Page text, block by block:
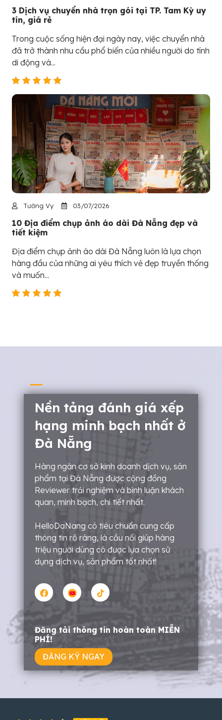
3 Dịch vụ chuyển nhà trọn gói tại TP. Tam Kỳ uy
tín, giá rẻ
Trong cuộc sống hiện đại ngày nay, việc chuyển nhà
đã trở thành nhu cầu phổ biến của nhiều người do tính
di động và...
Tường Vy 03/07/2026
10 Địa điểm chụp ảnh áo dài Đà Nẵng đẹp và
tiết kiệm
Địa điểm chụp ảnh áo dài Đà Nẵng luôn là lựa chọn
hàng đầu của những ai yêu thích vẻ đẹp truyền thống
và muốn...
Nền tảng đánh giá xếp
hạng minh bạch nhất ở
Đà Nẵng
Hàng ngàn cơ sở kinh doanh dịch vụ, sản
phẩm tại Đà Nẵng được cộng đồng
Reviewer trải nghiệm và bình luận khách
quan, minh bạch, chi tiết nhất.
HelloDaNang có tiêu chuẩn cung cấp
thông tin rõ ràng, là cầu nối giúp hàng
triệu người dùng có được lựa chọn sử
dụng dịch vụ, sản phẩm tốt nhất!
Đăng tải thông tin hoàn toàn MIỄN
PHÍ!
ĐĂNG KÝ NGAY